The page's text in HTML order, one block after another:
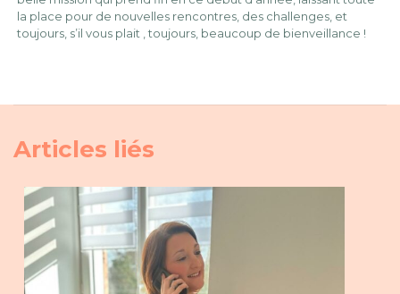
la place pour de nouvelles rencontres, des challenges, et
toujours, s’il vous plait , toujours, beaucoup de bienveillance !
Articles liés